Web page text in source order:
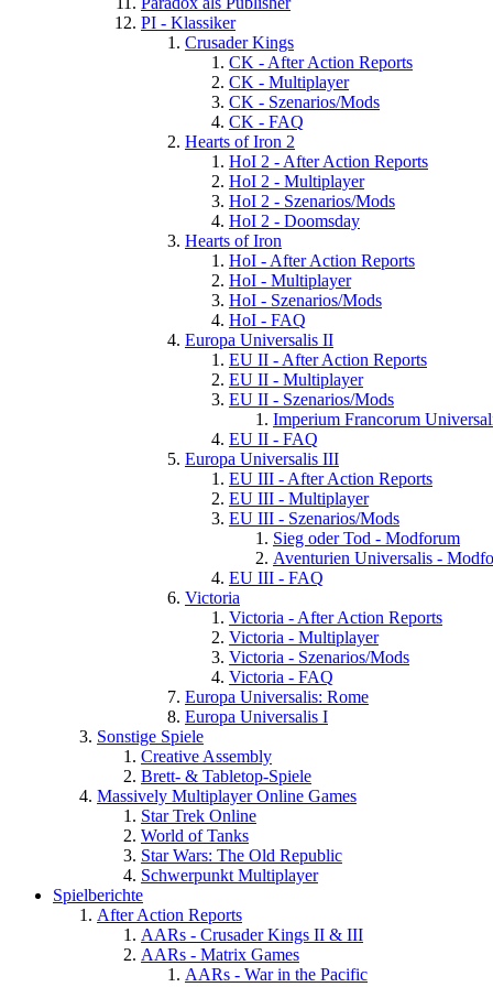
PI - Klassiker
Crusader Kings
CK - After Action Reports
CK - Multiplayer
CK - Szenarios/Mods
CK - FAQ
Hearts of Iron 2
HoI 2 - After Action Reports
HoI 2 - Multiplayer
HoI 2 - Szenarios/Mods
HoI 2 - Doomsday
Hearts of Iron
HoI - After Action Reports
HoI - Multiplayer
HoI - Szenarios/Mods
HoI - FAQ
Europa Universalis II
EU II - After Action Reports
EU II - Multiplayer
EU II - Szenarios/Mods
Imperium Francorum
EU II - FAQ
Europa Universalis III
EU III - After Action Reports
EU III - Multiplayer
EU III - Szenarios/Mods
Sieg oder Tod - Modforum
Aventurien Universalis -
EU III - FAQ
Victoria
Victoria - After Action Reports
Victoria - Multiplayer
Victoria - Szenarios/Mods
Victoria - FAQ
Europa Universalis: Rome
Europa Universalis I
Sonstige Spiele
Creative Assembly
Brett- & Tabletop-Spiele
Massively Multiplayer Online Games
Star Trek Online
World of Tanks
Star Wars: The Old Republic
Schwerpunkt Multiplayer
Spielberichte
After Action Reports
AARs - Crusader Kings II & III
AARs - Matrix Games
AARs - War in the Pacific